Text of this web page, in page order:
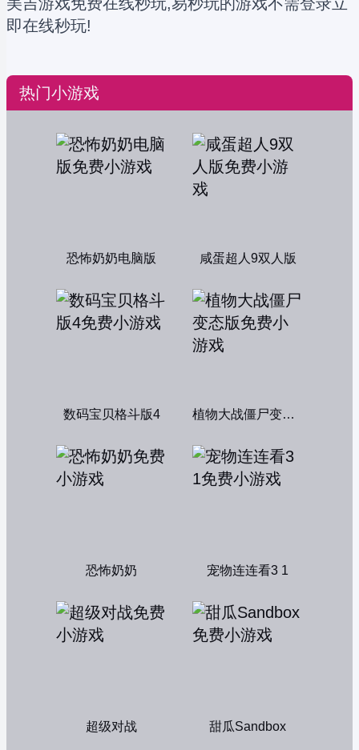
即在线秒玩!
热门小游戏
恐怖奶奶电脑版 咸蛋超人9双人版
数码宝贝格斗版4 植物大战僵尸变态版
恐怖奶奶 宠物连连看3 1
超级对战 甜瓜Sandbox